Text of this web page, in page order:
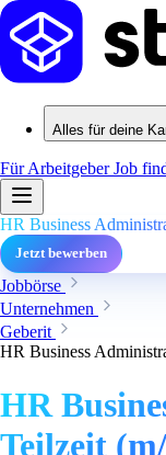
Alles für deine
Für ArbeitgeberJob
HR Business
Jetzt bewerben
Jobbörse
Unternehmen
Geberit
HR Business
HR
Teilzeit